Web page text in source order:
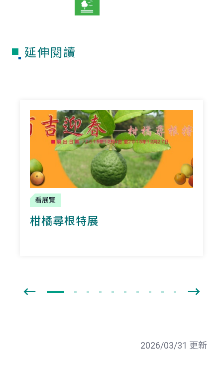
延伸閱讀
看展覽
柑橘尋根特展
2026/03/31 更新